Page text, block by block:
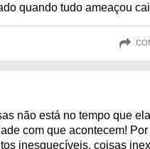
quando tudo ameaçou
não está no tempo que
com que acontecem!
inesquecíveis, coisas